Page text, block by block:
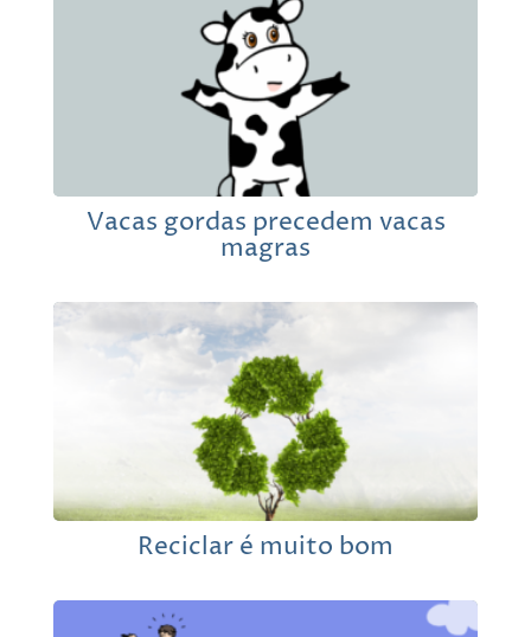
Vacas gordas precedem vacas
magras
Reciclar é muito bom